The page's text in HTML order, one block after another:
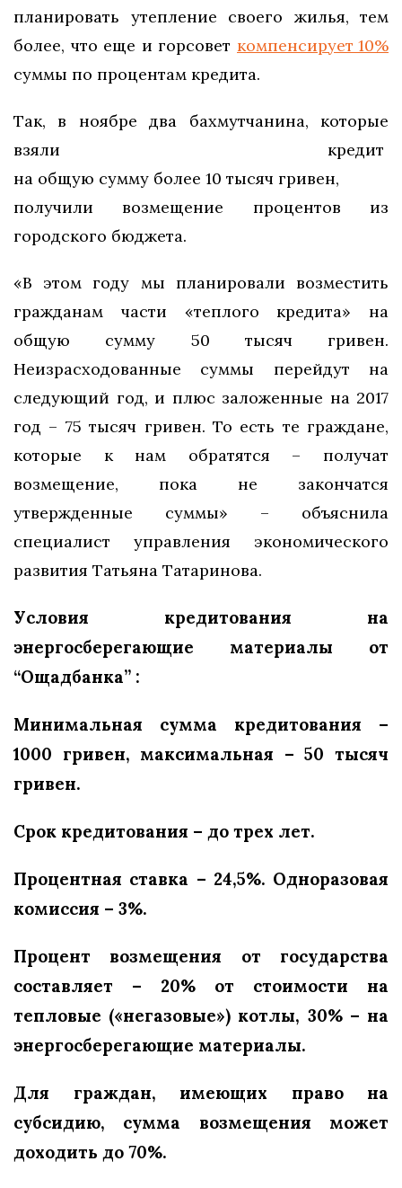
планировать утепление своего жилья, тем
более, что еще и горсовет компенсирует 10%
суммы по процентам кредита.
Так, в ноябре два бахмутчанина, которые
взяли кредит
на общую сумму более 10 тысяч гривен,
получили возмещение процентов из
городского бюджета.
«В этом году мы планировали возместить
гражданам части «теплого кредита» на
общую сумму 50 тысяч гривен.
Неизрасходованные суммы перейдут на
следующий год, и плюс заложенные на 2017
год – 75 тысяч гривен. То есть те граждане,
которые к нам обратятся – получат
возмещение, пока не закончатся
утвержденные суммы» – объяснила
специалист управления экономического
развития Татьяна Татаринова.
Условия кредитования на
энергосберегающие материалы от
“Ощадбанка” :
Минимальная сумма кредитования –
1000 гривен, максимальная – 50 тысяч
гривен.
Срок кредитования – до трех лет.
Процентная ставка – 24,5%. Одноразовая
комиссия – 3%.
Процент возмещения от государства
составляет – 20% от стоимости на
тепловые («негазовые») котлы, 30% – на
энергосберегающие материалы.
Для граждан, имеющих право на
субсидию, сумма возмещения может
доходить до 70%.